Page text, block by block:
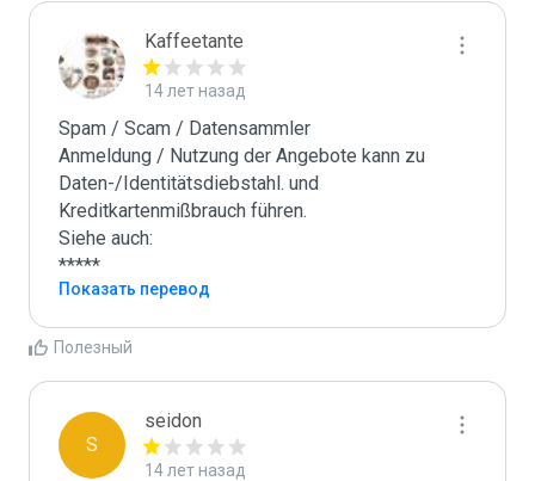
Kaffeetante
14 лет назад
Spam / Scam / Datensammler
Anmeldung / Nutzung der Angebote kann zu
Daten-/Identitätsdiebstahl. und
Kreditkartenmißbrauch führen.
Siehe auch:
*****
Показать перевод
Полезный
S
seidon
14 лет назад